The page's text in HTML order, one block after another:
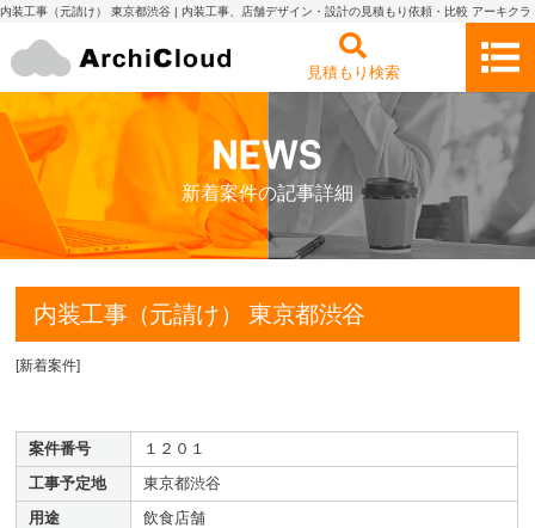
内装工事（元請け） 東京都渋谷 | 内装工事、店舗デザイン・設計の見積もり依頼・比較 アーキクラ
見積もり検索
新着案件の記事詳細
内装工事（元請け） 東京都渋谷
[新着案件]
案件番号
１２０１
工事予定地
東京都渋谷
用途
飲食店舗